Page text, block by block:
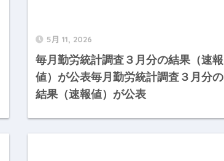
5月 11, 2026
毎月勤労統計調査３月分の結果（速報
値）が公表毎月勤労統計調査３月分の
結果（速報値）が公表